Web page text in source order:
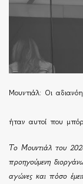
Μουντιάλ: Οι
ήταν αυτοί που
Το Μουντιάλ του
προηγούμενη
αγώνες και πόσο